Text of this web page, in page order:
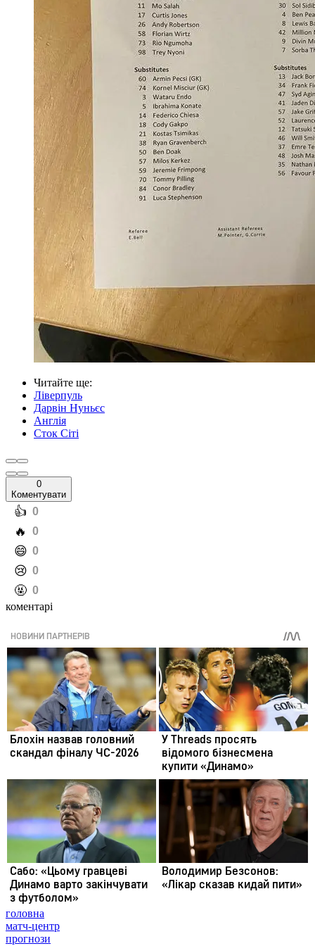
Читайте ще:
Ліверпуль
Дарвін Нуньєс
Англія
Сток Сіті
0
Коментувати
️👍 0
️🔥 0
️😄 0
️😢 0
️🤬 0
коментарі
головна
матч-центр
прогнози